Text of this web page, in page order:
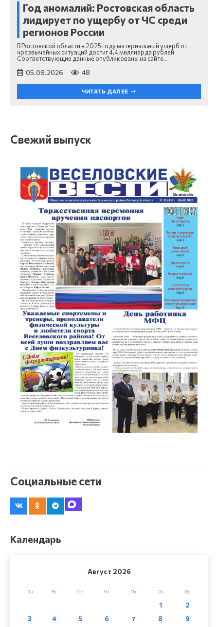
Год аномалий: Ростовская область
лидирует по ущербу от ЧС среди
регионов России
В Ростовской области в 2025 году материальный ущерб от
чрезвычайных ситуаций достиг 4,4 миллиарда рублей.
Соответствующие данные опубликованы на сайте…
05.08.2026 48
ЧИТАТЬ ДАЛЕЕ
Свежий выпуск
Социальные сети
Календарь
Август 2026
Пн Вт Ср Чт Пт Сб Вс
1
2
3
4 5 6 7 8
9